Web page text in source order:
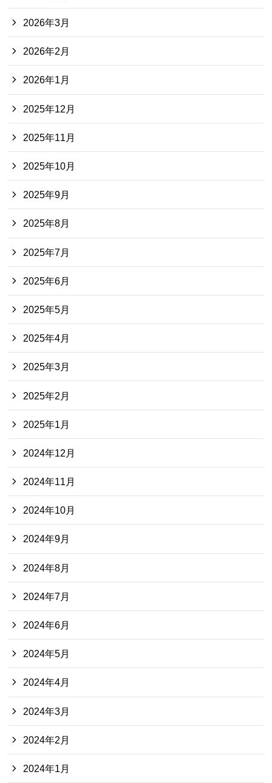
2026年3月
2026年2月
2026年1月
2025年12月
2025年11月
2025年10月
2025年9月
2025年8月
2025年7月
2025年6月
2025年5月
2025年4月
2025年3月
2025年2月
2025年1月
2024年12月
2024年11月
2024年10月
2024年9月
2024年8月
2024年7月
2024年6月
2024年5月
2024年4月
2024年3月
2024年2月
2024年1月